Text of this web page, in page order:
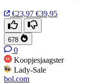
€23,97 €39,95
678
0
Koopjesjaagster
Lady-Sale
bol.com